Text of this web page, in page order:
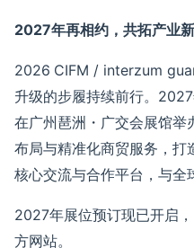
2027年再相约，共拓产业
2026 CIFM / interzum
升级的步履持续前行。 2027
在广州琶洲 ・广交会展馆举
布局与精准化商贸服务，打
核心交流与合作平台，与全
2027年展位预订现已开启
方网站。